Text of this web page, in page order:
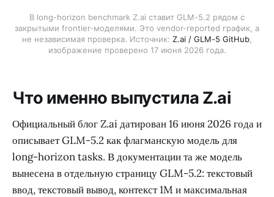
В long-horizon benchmark Z.ai ставит GLM-5.2 рядом с
закрытыми frontier-моделями. Это vendor-reported график, а
не независимая проверка. Источник: Z.ai / GLM-5 GitHub
изображение проверено 17 июня 2026 года.
Что именно выпустила Z.ai
Официальный блог Z.ai датирован 16 июня 2026 года и
описывает GLM-5.2 как флагманскую модель для
long-horizon tasks. В документации та же модель
вынесена в отдельную страницу GLM-5.2: текстовый
ввод, текстовый вывод, контекст 1M и максимальная